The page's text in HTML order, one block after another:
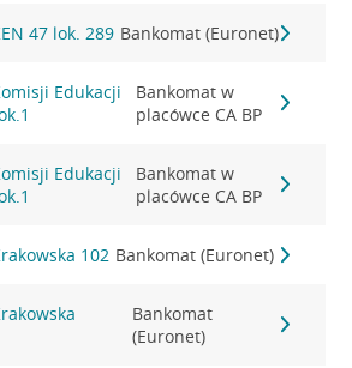
47 lok. 289 Bankomat (Euronet)
Edukacji
Bankomat w
placówce CA BP
Edukacji
Bankomat w
placówce CA BP
102 Bankomat (Euronet)
Bankomat
(Euronet)